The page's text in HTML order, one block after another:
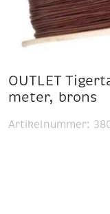
OUTLET
meter, brons
Artikelnummer: